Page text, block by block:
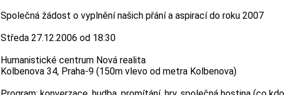
Společná žádost o vyplnění našich přání a aspirací do roku 2007
Středa 27.12.2006 od 18:30
Humanistické centrum Nová realita
Kolbenova 34, Praha-9 (150m vlevo od metra Kolbenova)